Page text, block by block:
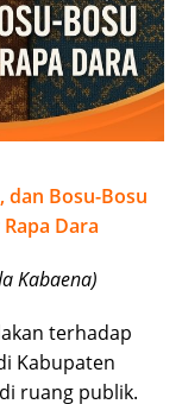
dan Bosu-Bosu
Dara
Kabaena)
terhadap
Kabupaten
ruang publik.